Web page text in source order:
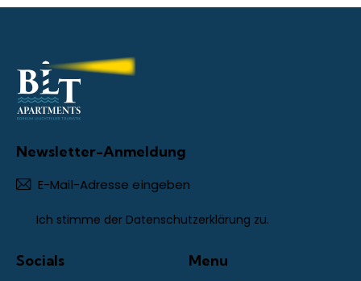
Newsletter-Anmeldung
Ich stimme der Datenschutzerklärung zu.
Socials
Menu